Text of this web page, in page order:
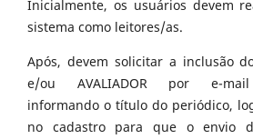
Inicialmente, os usuários devem
sistema como leitores/as.
Após, devem solicitar a inclusão
e/ou AVALIADOR por e-mail
informando o título do periódico,
no cadastro para que o envio